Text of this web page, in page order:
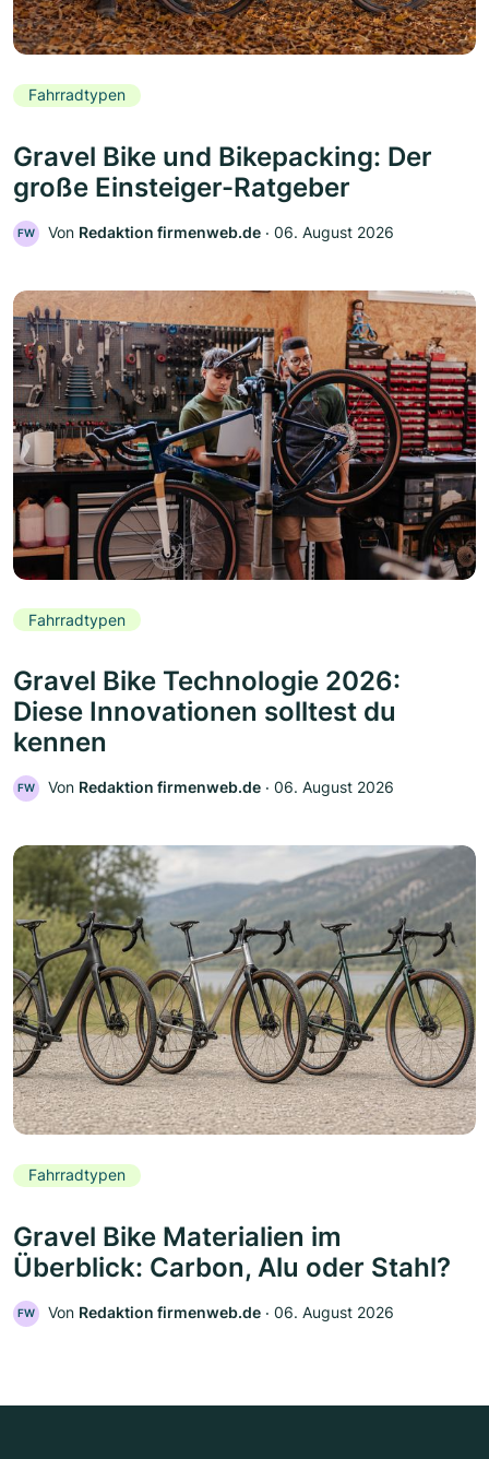
Fahrradtypen
Gravel Bike und Bikepacking: Der
große Einsteiger-Ratgeber
FW Von Redaktion firmenweb.de ‧ 06. August 2026
Fahrradtypen
Gravel Bike Technologie 2026:
Diese Innovationen solltest du
kennen
FW Von Redaktion firmenweb.de ‧ 06. August 2026
Fahrradtypen
Gravel Bike Materialien im
Überblick: Carbon, Alu oder Stahl?
FW Von Redaktion firmenweb.de ‧ 06. August 2026